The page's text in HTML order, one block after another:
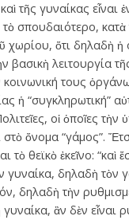
τῆς γυναίκας εἶναι
τὸ σπουδαιότερο,
ὅτι δηλαδὴ ἡ
βασικὴ λειτουργία
κοινωνική τους
ἡ “συγκληρωτική”
οἱ ὁποῖες τὴν
ὄνομα “γάμος”.
θεϊκὸ ἐκεῖνο: “καὶ
δηλαδὴ τὸν
δηλαδὴ τὴν
ἂν δὲν εἶναι